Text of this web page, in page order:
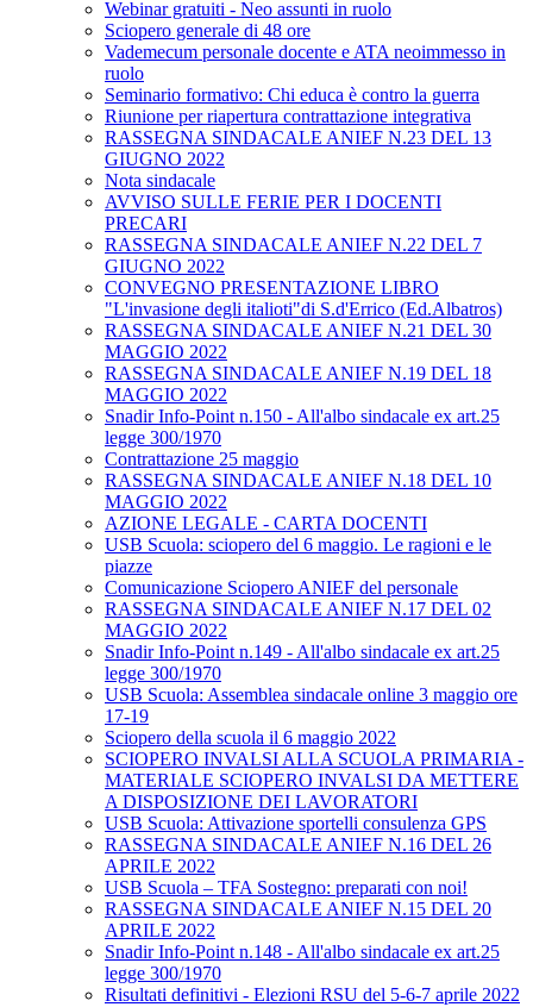
Webinar gratuiti - Neo assunti in ruolo
Sciopero generale di 48 ore
Vademecum personale docente e ATA neoimmesso in
ruolo
Seminario formativo: Chi educa è contro la guerra
Riunione per riapertura contrattazione integrativa
RASSEGNA SINDACALE ANIEF N.23 DEL 13
GIUGNO 2022
Nota sindacale
AVVISO SULLE FERIE PER I DOCENTI
PRECARI
RASSEGNA SINDACALE ANIEF N.22 DEL 7
GIUGNO 2022
CONVEGNO PRESENTAZIONE LIBRO
"L'invasione degli italioti"di S.d'Errico (Ed.Albatros)
RASSEGNA SINDACALE ANIEF N.21 DEL 30
MAGGIO 2022
RASSEGNA SINDACALE ANIEF N.19 DEL 18
MAGGIO 2022
Snadir Info-Point n.150 - All'albo sindacale ex art.25
legge 300/1970
Contrattazione 25 maggio
RASSEGNA SINDACALE ANIEF N.18 DEL 10
MAGGIO 2022
AZIONE LEGALE - CARTA DOCENTI
USB Scuola: sciopero del 6 maggio. Le ragioni e le
piazze
Comunicazione Sciopero ANIEF del personale
RASSEGNA SINDACALE ANIEF N.17 DEL 02
MAGGIO 2022
Snadir Info-Point n.149 - All'albo sindacale ex art.25
legge 300/1970
USB Scuola: Assemblea sindacale online 3 maggio ore
17-19
Sciopero della scuola il 6 maggio 2022
SCIOPERO INVALSI ALLA SCUOLA PRIMARIA -
MATERIALE SCIOPERO INVALSI DA METTERE
A DISPOSIZIONE DEI LAVORATORI
USB Scuola: Attivazione sportelli consulenza GPS
RASSEGNA SINDACALE ANIEF N.16 DEL 26
APRILE 2022
USB Scuola – TFA Sostegno: preparati con noi!
RASSEGNA SINDACALE ANIEF N.15 DEL 20
APRILE 2022
Snadir Info-Point n.148 - All'albo sindacale ex art.25
legge 300/1970
Risultati definitivi - Elezioni RSU del 5-6-7 aprile 2022